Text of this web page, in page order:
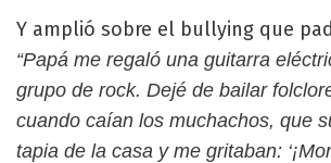
Y amplió sobre el bullying que
“Papá me regaló una guitarra
grupo de rock. Dejé de bailar
cuando caían los muchachos, que
tapia de la casa y me gritaban: